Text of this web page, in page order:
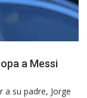
a Messi
a su padre, Jorge